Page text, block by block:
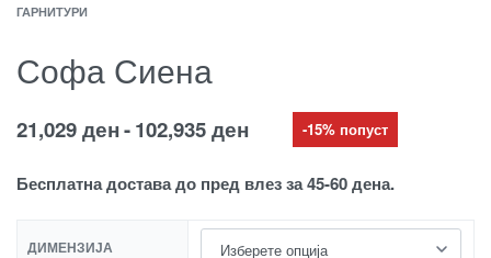
ГАРНИТУРИ
Софа Сиена
21,029ден 102,935ден -15% попуст
Бесплатна достава до пред влез за 45-60 дена.
ДИМЕНЗИЈА